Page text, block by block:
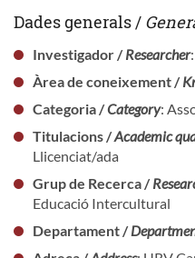
Dades generals /
Investigador /Researcher
Àrea de coneixement /
Categoria /Category:
Titulacions /Academic
Llicenciat/ada
Grup de Recerca /
Educació Intercultural
Departament /